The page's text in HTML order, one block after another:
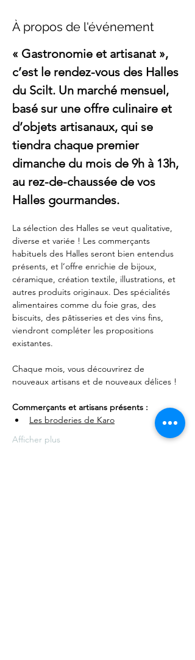
À propos de l'événement
« Gastronomie et artisanat »,
c’est le rendez-vous des Halles
du Scilt. Un marché mensuel,
basé sur une offre culinaire et
d’objets artisanaux, qui se
tiendra chaque premier
dimanche du mois de 9h à 13h,
au rez-de-chaussée de vos
Halles gourmandes.
La sélection des Halles se veut qualitative,
diverse et variée ! Les commerçants
habituels des Halles seront bien entendus
présents, et l’offre enrichie de bijoux,
céramique, création textile, illustrations, et
autres produits originaux. Des spécialités
alimentaires comme du foie gras, des
biscuits, des pâtisseries et des vins fins,
viendront compléter les propositions
existantes.
Chaque mois, vous découvrirez de
nouveaux artisans et de nouveaux délices !
Commerçants et artisans présents :
Les broderies de Karo
Afficher plus